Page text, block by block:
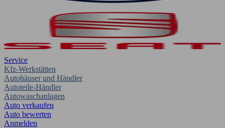
Service
Kfz-Werkstätten
Autohäuser und Händler
Autoteile-Händler
Autowaschanlagen
Auto verkaufen
Auto bewerten
Anmelden